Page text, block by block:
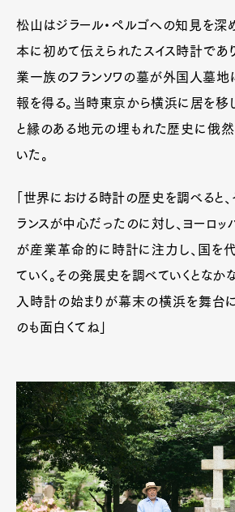
松山はジラール・ペルゴへの知見を深
本に初めて伝えられたスイス時計であ
業一族のフランソワの墓が外国人墓地
報を得る。当時東京から横浜に居を移
と縁のある地元の埋もれた歴史に俄
いた。
「世界における時計の歴史を調べると
ランスが中心だったのに対し、ヨーロッ
が産業革命的に時計に注力し、国を
ていく。その発展史を調べていくとなか
入時計の始まりが幕末の横浜を舞台
のも面白くてね」